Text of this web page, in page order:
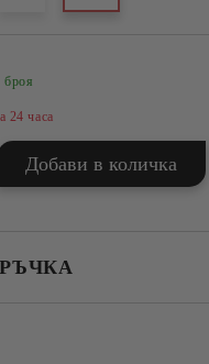
броя
24 часа